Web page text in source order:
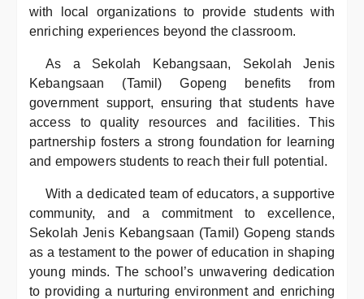
with local organizations to provide students with
enriching experiences beyond the classroom.
As a Sekolah Kebangsaan, Sekolah Jenis
Kebangsaan (Tamil) Gopeng benefits from
government support, ensuring that students have
access to quality resources and facilities. This
partnership fosters a strong foundation for learning
and empowers students to reach their full potential.
With a dedicated team of educators, a supportive
community, and a commitment to excellence,
Sekolah Jenis Kebangsaan (Tamil) Gopeng stands
as a testament to the power of education in shaping
young minds. The school’s unwavering dedication
to providing a nurturing environment and enriching